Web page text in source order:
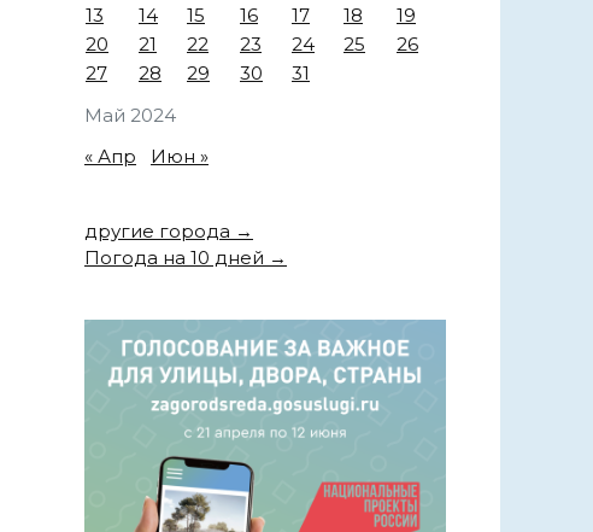
Май 2024
13
14 15 16 17 18
19
20
21 22 23 24 25
26
27
28 29 30 31
« Апр Июн »
другие города →
Погода на 10 дней →